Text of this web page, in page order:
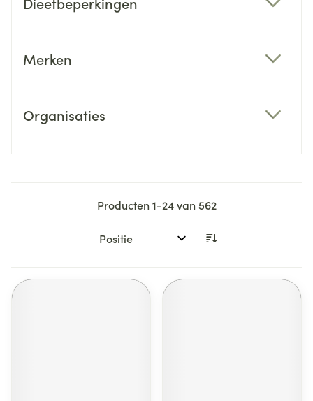
Merken
Organisaties
Producten1-24van562
Sorteer op: